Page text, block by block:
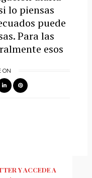
lo piensas
puede
Para las
esos
ON
Y ACCEDE A